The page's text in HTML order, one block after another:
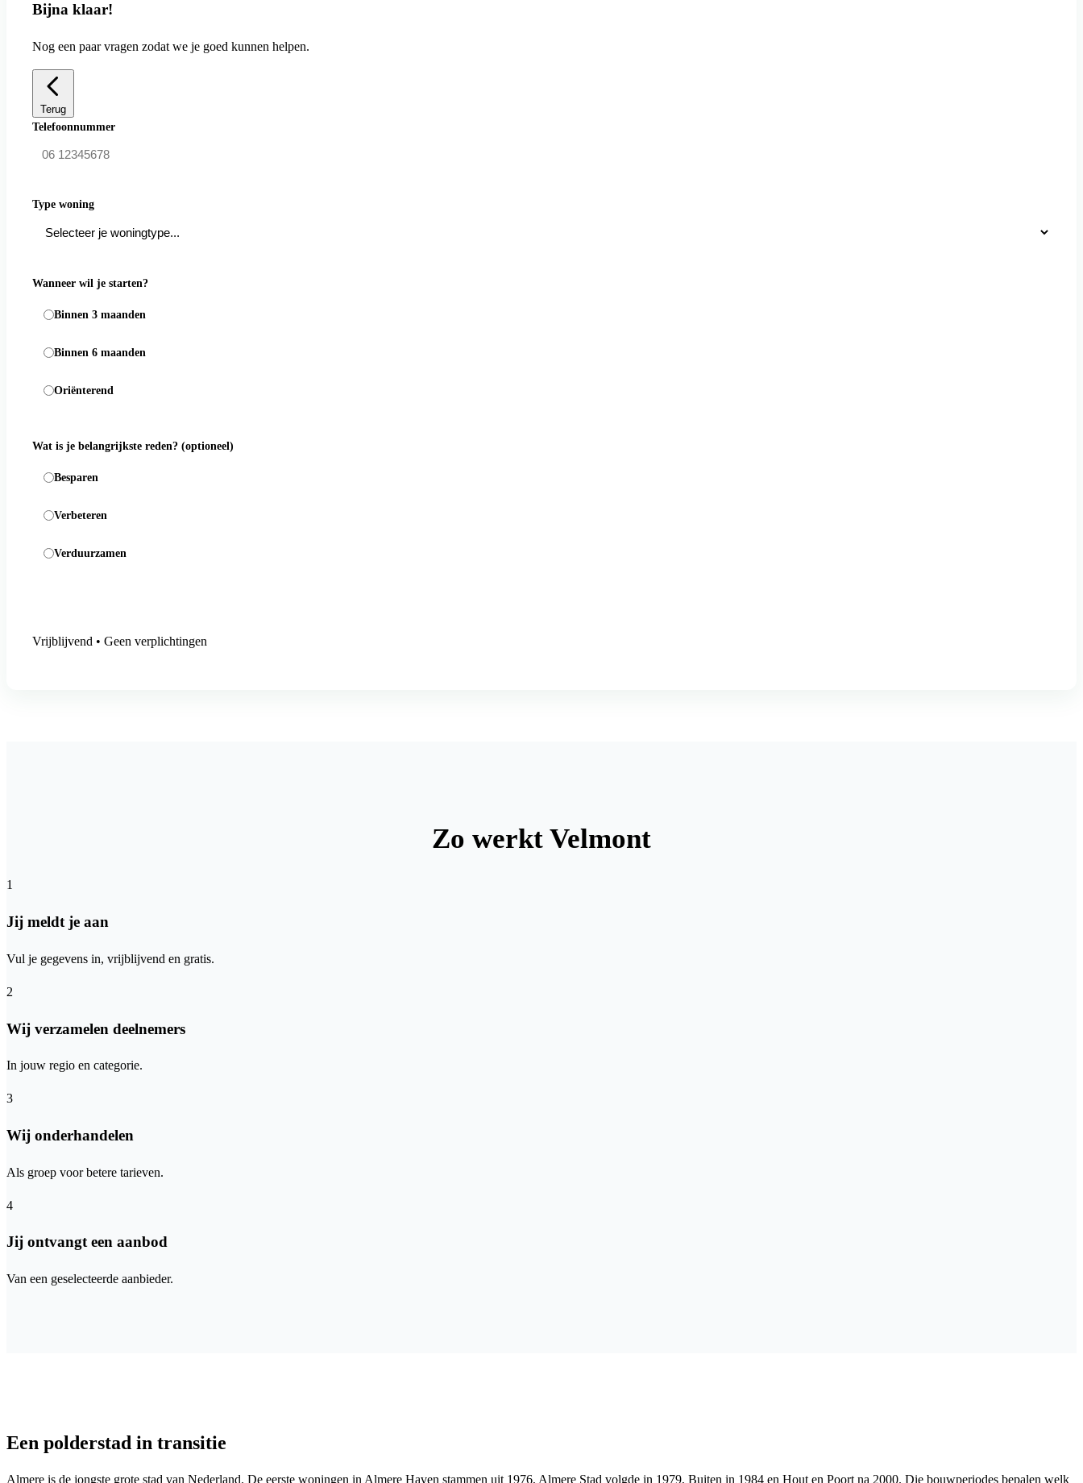
Bijna klaar!
Nog een paar vragen zodat we je goed kunnen helpen.
Terug
Telefoonnummer
Type woning
Wanneer wil je starten?
Binnen 3 maanden
Binnen 6 maanden
Oriënterend
Wat is je belangrijkste reden? (optioneel)
Besparen
Verbeteren
Verduurzamen
Vrijblijvend • Geen verplichtingen
Zo werkt Velmont
1
Jij meldt je aan
Vul je gegevens in, vrijblijvend en gratis.
2
Wij verzamelen deelnemers
In jouw regio en categorie.
3
Wij onderhandelen
Als groep voor betere tarieven.
4
Jij ontvangt een aanbod
Van een geselecteerde aanbieder.
Een polderstad in transitie
Almere is de jongste grote stad van Nederland. De eerste woningen in Almere Haven stammen uit 1976, Almere Stad volgde in 1979, Buiten in 1984 en Hout en Poort na 2000. Die bouwperiodes bepalen welk